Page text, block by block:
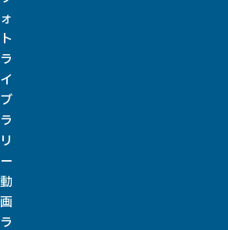
ォ
ト
ラ
イ
ブ
ラ
リ
ー
動
画
ラ